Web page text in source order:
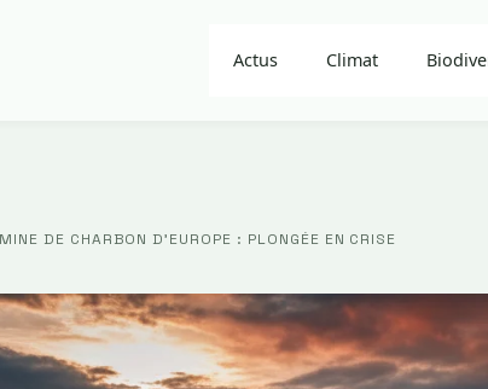
Actus Climat
DE CHARBON D’EUROPE : PLONGÉE EN CRISE